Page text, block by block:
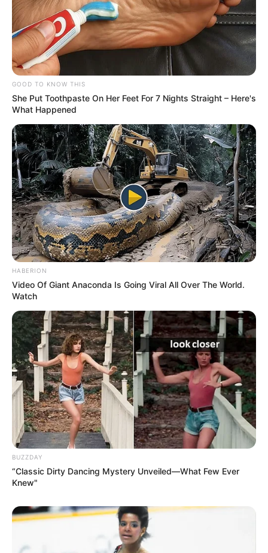
GOOD TO KNOW THIS
She Put Toothpaste On Her Feet For 7 Nights Straight – Here's
What Happened
HABERION
Video Of Giant Anaconda Is Going Viral All Over The World.
Watch
BUZZDAY
“Classic Dirty Dancing Mystery Unveiled—What Few Ever
Knew"